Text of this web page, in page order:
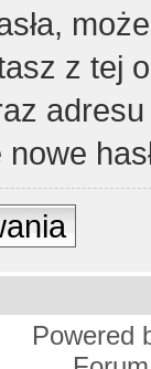
z tej
Powered